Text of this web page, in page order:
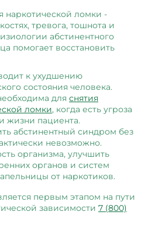
к ухудшению
состояния человека.
для снятия
ломки, когда есть угроза
жизни пациента.
абстинентный синдром без
невозможно.
организма, улучшить
органов и систем
от наркотиков.
первым этапом на пути
зависимости 7 (800)